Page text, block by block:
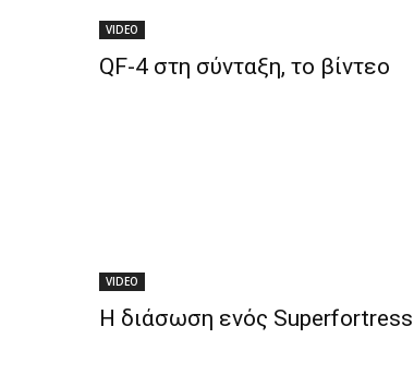
VIDEO
QF-4 στη σύνταξη, το βίντεο
VIDEO
Η διάσωση ενός Superfortress